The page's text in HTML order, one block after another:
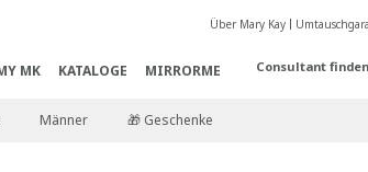
MK KATALOGE MIRRORME
Über Mary Kay
Consultant finden
Männer 🎁 Geschenke